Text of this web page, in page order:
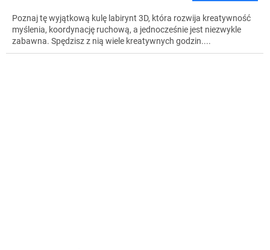
Poznaj tę wyjątkową kulę labirynt 3D, która rozwija kreatywność
myślenia, koordynację ruchową, a jednocześnie jest niezwykle
zabawna. Spędzisz z nią wiele kreatywnych godzin....